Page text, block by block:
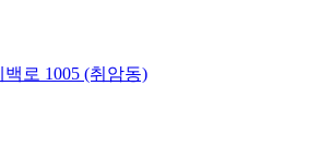
로 1005 (취암동)